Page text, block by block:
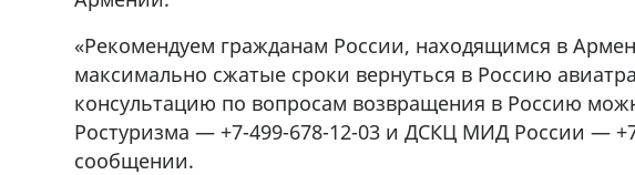
«Рекомендуем гражданам России, находящимся в
максимально сжатые сроки вернуться в Россию
консультацию по вопросам возвращения в Россию
Ростуризма — +7-499-678-12-03 и ДСКЦ МИД России —
сообщении.
cдается в аренду дом, 571 30 57
57Whatsap/Viber